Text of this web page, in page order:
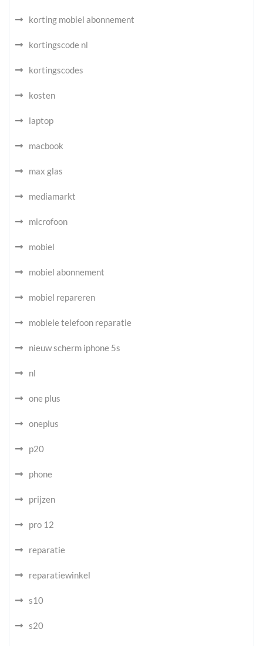
korting mobiel abonnement
kortingscode nl
kortingscodes
kosten
laptop
macbook
max glas
mediamarkt
microfoon
mobiel
mobiel abonnement
mobiel repareren
mobiele telefoon reparatie
nieuw scherm iphone 5s
nl
one plus
oneplus
p20
phone
prijzen
pro 12
reparatie
reparatiewinkel
s10
s20